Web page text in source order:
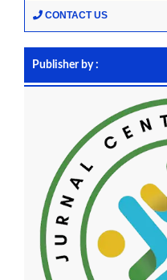
CONTACT US
Publisher by :